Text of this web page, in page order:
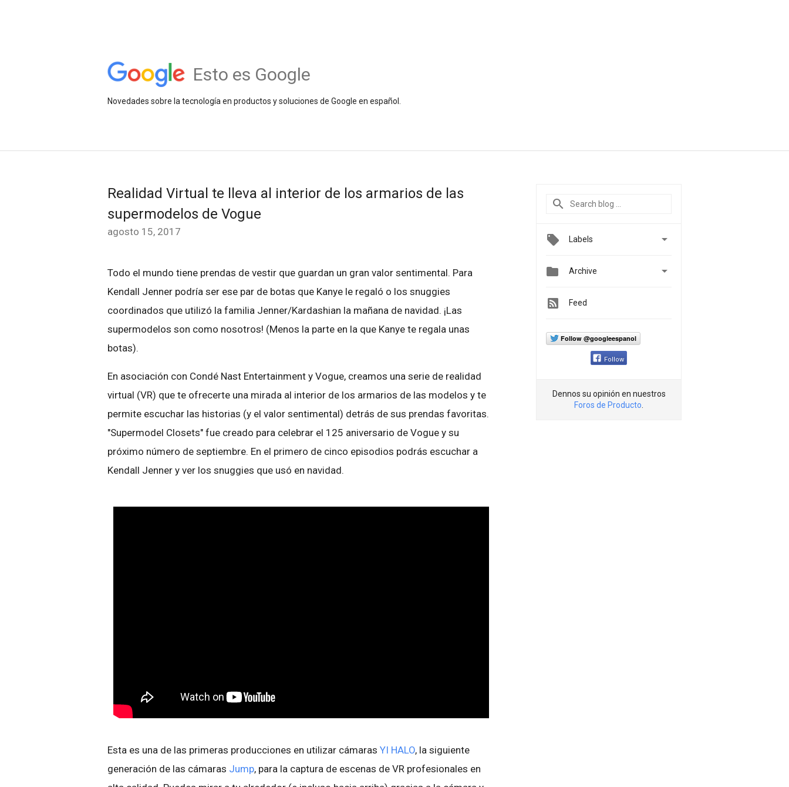
Esto es Google
Novedades sobre la tecnología en productos y soluciones de Google en español.
Realidad Virtual te lleva al interior de los armarios de las
supermodelos de Vogue
agosto 15, 2017
Todo el mundo tiene prendas de vestir que guardan un gran valor sentimental. Para
Kendall Jenner podría ser ese par de botas que Kanye le regaló o los snuggies
coordinados que utilizó la familia Jenner/Kardashian la mañana de navidad. ¡Las
supermodelos son como nosotros! (Menos la parte en la que Kanye te regala unas
botas).
En asociación con Condé Nast Entertainment y Vogue, creamos una serie de realidad
virtual (VR) que te ofrecerte una mirada al interior de los armarios de las modelos y te
permite escuchar las historias (y el valor sentimental) detrás de sus prendas favoritas.
"Supermodel Closets" fue creado para celebrar el 125 aniversario de Vogue y su
próximo número de septiembre. En el primero de cinco episodios podrás escuchar a
Kendall Jenner y ver los snuggies que usó en navidad.
Esta es una de las primeras producciones en utilizar cámaras YI HALO, la siguiente
generación de las cámaras Jump, para la captura de escenas de VR profesionales en
Labels 
 Archive 
Feed
Follow @googleespanol
Follow
Dennos su opinión en nuestros
Foros de Producto